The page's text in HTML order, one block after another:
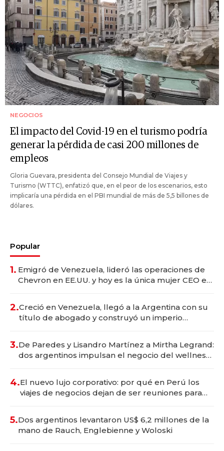
NEGOCIOS
El impacto del Covid-19 en el turismo podría
generar la pérdida de casi 200 millones de
empleos
Gloria Guevara, presidenta del Consejo Mundial de Viajes y
Turismo (WTTC), enfatizó que, en el peor de los escenarios, esto
implicaría una pérdida en el PBI mundial de más de 5,5 billones de
dólares.
Popular
1. Emigró de Venezuela, lideró las operaciones de
Chevron en EE.UU. y hoy es la única mujer CEO en
2.Creció en Venezuela, llegó a la Argentina con su
título de abogado y construyó un imperio
3.De Paredes y Lisandro Martínez a Mirtha Legrand:
dos argentinos impulsan el negocio del wellness
4.El nuevo lujo corporativo: por qué en Perú los
viajes de negocios dejan de ser reuniones para
5.Dos argentinos levantaron US$ 6,2 millones de la
mano de Rauch, Englebienne y Woloski